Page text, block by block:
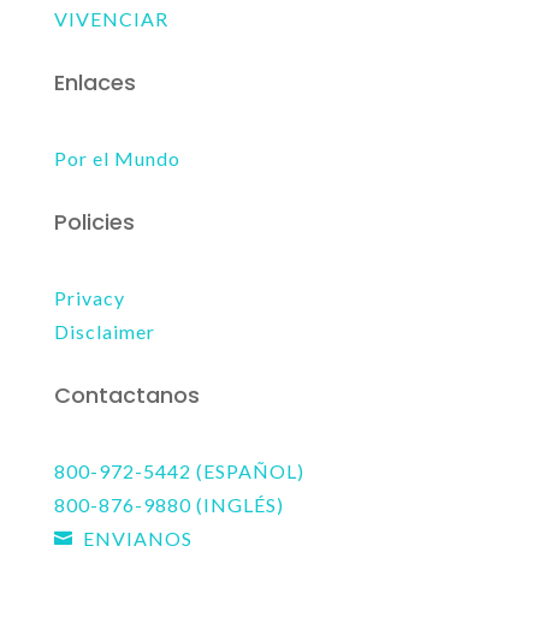
VIVENCIAR
Enlaces
Por el Mundo
Policies
Privacy
Disclaimer
Contactanos
800-972-5442 (ESPAÑOL)
800-876-9880 (INGLÉS)
 ENVIANOS